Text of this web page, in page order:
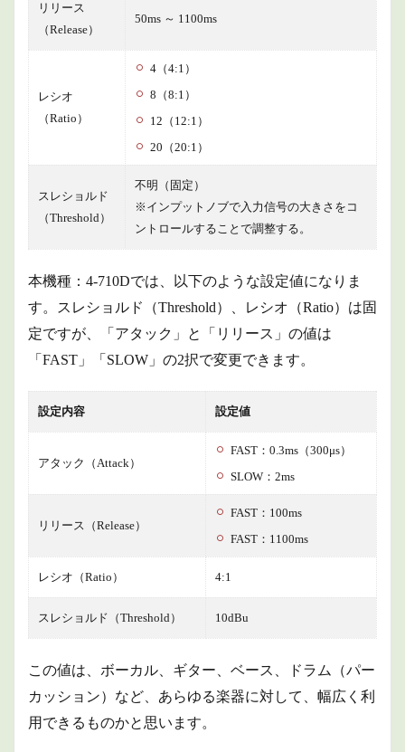
リリース
（Release）
50ms ～ 1100ms
レシオ
（Ratio）
4（4:1）
8（8:1）
12（12:1）
20（20:1）
スレショルド
（Threshold）
不明（固定）
※インプットノブで入力信号の大きさをコ
ントロールすることで調整する。
本機種：4-710Dでは、以下のような設定値になりま
す。スレショルド（Threshold）、レシオ（Ratio）は固
定ですが、「アタック」と「リリース」の値は
「FAST」「SLOW」の2択で変更できます。
設定内容 設定値
アタック（Attack）
FAST：0.3ms（300μs）
SLOW：2ms
リリース（Release）
FAST：100ms
FAST：1100ms
レシオ（Ratio） 4:1
スレショルド（Threshold） 10dBu
この値は、ボーカル、ギター、ベース、ドラム（パー
カッション）など、あらゆる楽器に対して、幅広く利
用できるものかと思います。